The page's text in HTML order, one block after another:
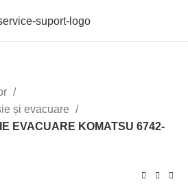
și evacuare
EVACUARE KOMATSU 6742-